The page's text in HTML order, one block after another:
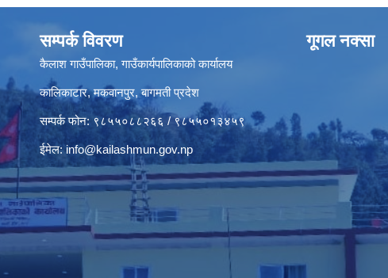
सम्पर्क विवरण
कैलाश गाउँपालिका, गाउँकार्यपालिकाको कार्यालय
कालिकाटार, मकवानपुर, बागमती प्रदेश
सम्पर्क फोन: ९८५५०८८२६६ / ९८५५०१३४५९
ईमेल:info@kailashmun.gov.np
गूगल नक्सा